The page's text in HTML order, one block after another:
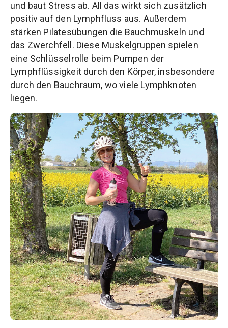
und baut Stress ab. All das wirkt sich zusätzlich
positiv auf den Lymphfluss aus. Außerdem
stärken Pilatesübungen die Bauchmuskeln und
das Zwerchfell. Diese Muskelgruppen spielen
eine Schlüsselrolle beim Pumpen der
Lymphflüssigkeit durch den Körper, insbesondere
durch den Bauchraum, wo viele Lymphknoten
liegen.